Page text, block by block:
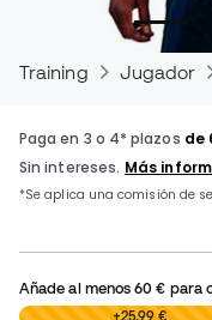
Training Jugador
Añade al menos60 € para
0,00 € +25,99 €